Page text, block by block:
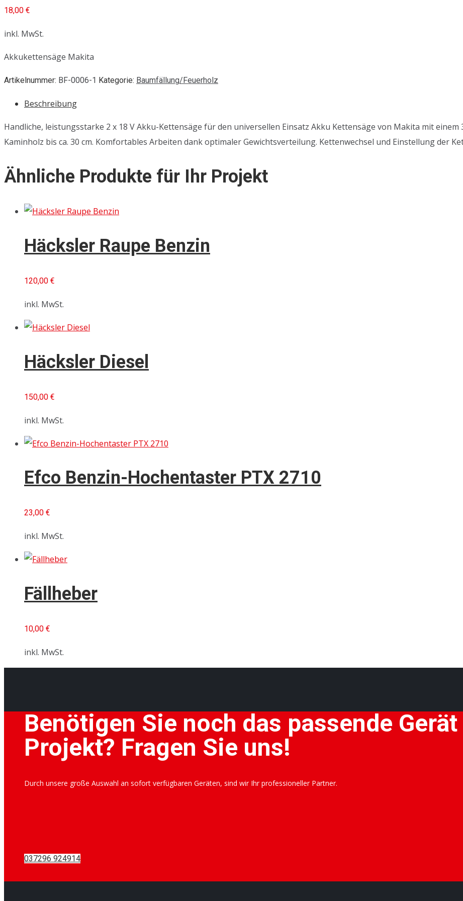
18,00 €
inkl. MwSt.
Akkukettensäge Makita
Artikelnummer: BF-0006-1 Kategorie: Baumfällung/Feuerholz
Beschreibung
Handliche, leistungsstarke 2 x 18 V Akku-Kettensäge für den universellen Einsatz Akku Kettensäge von Makita mit
Kaminholz bis ca. 30 cm. Komfortables Arbeiten dank optimaler Gewichtsverteilung. Kettenwechsel und Einstellung der
Ähnliche Produkte für Ihr Projekt
Häcksler Raupe Benzin
120,00 €
inkl. MwSt.
Häcksler Diesel
150,00 €
inkl. MwSt.
Efco Benzin-Hochentaster PTX 2710
23,00 €
inkl. MwSt.
Fällheber
10,00 €
inkl. MwSt.
Benötigen Sie noch das passende
Projekt? Fragen Sie uns!
Durch unsere große Auswahl an sofort verfügbaren Geräten, sind wir Ihr professioneller Partner.
037296 924914